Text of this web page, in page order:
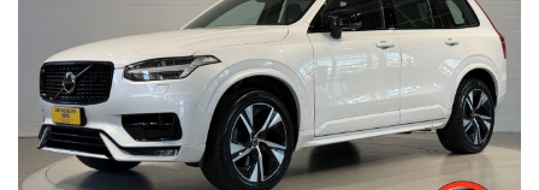
AUTOSALONE
CONTATTI